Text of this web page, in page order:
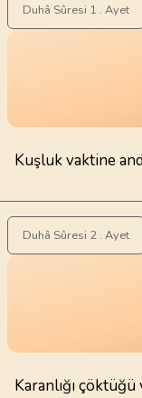
Duhâ Sûresi 1 . Ayet
Kuşluk vaktine
Duhâ Sûresi 2 . Ayet
Karanlığı